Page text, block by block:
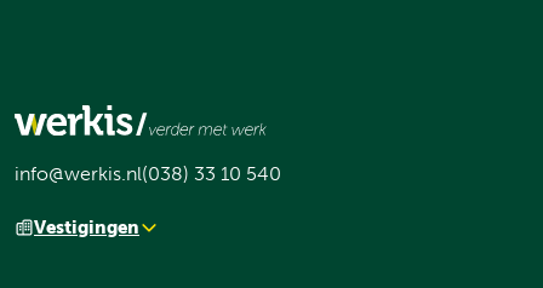
info@werkis.nl(038) 33 10 540
Vestigingen